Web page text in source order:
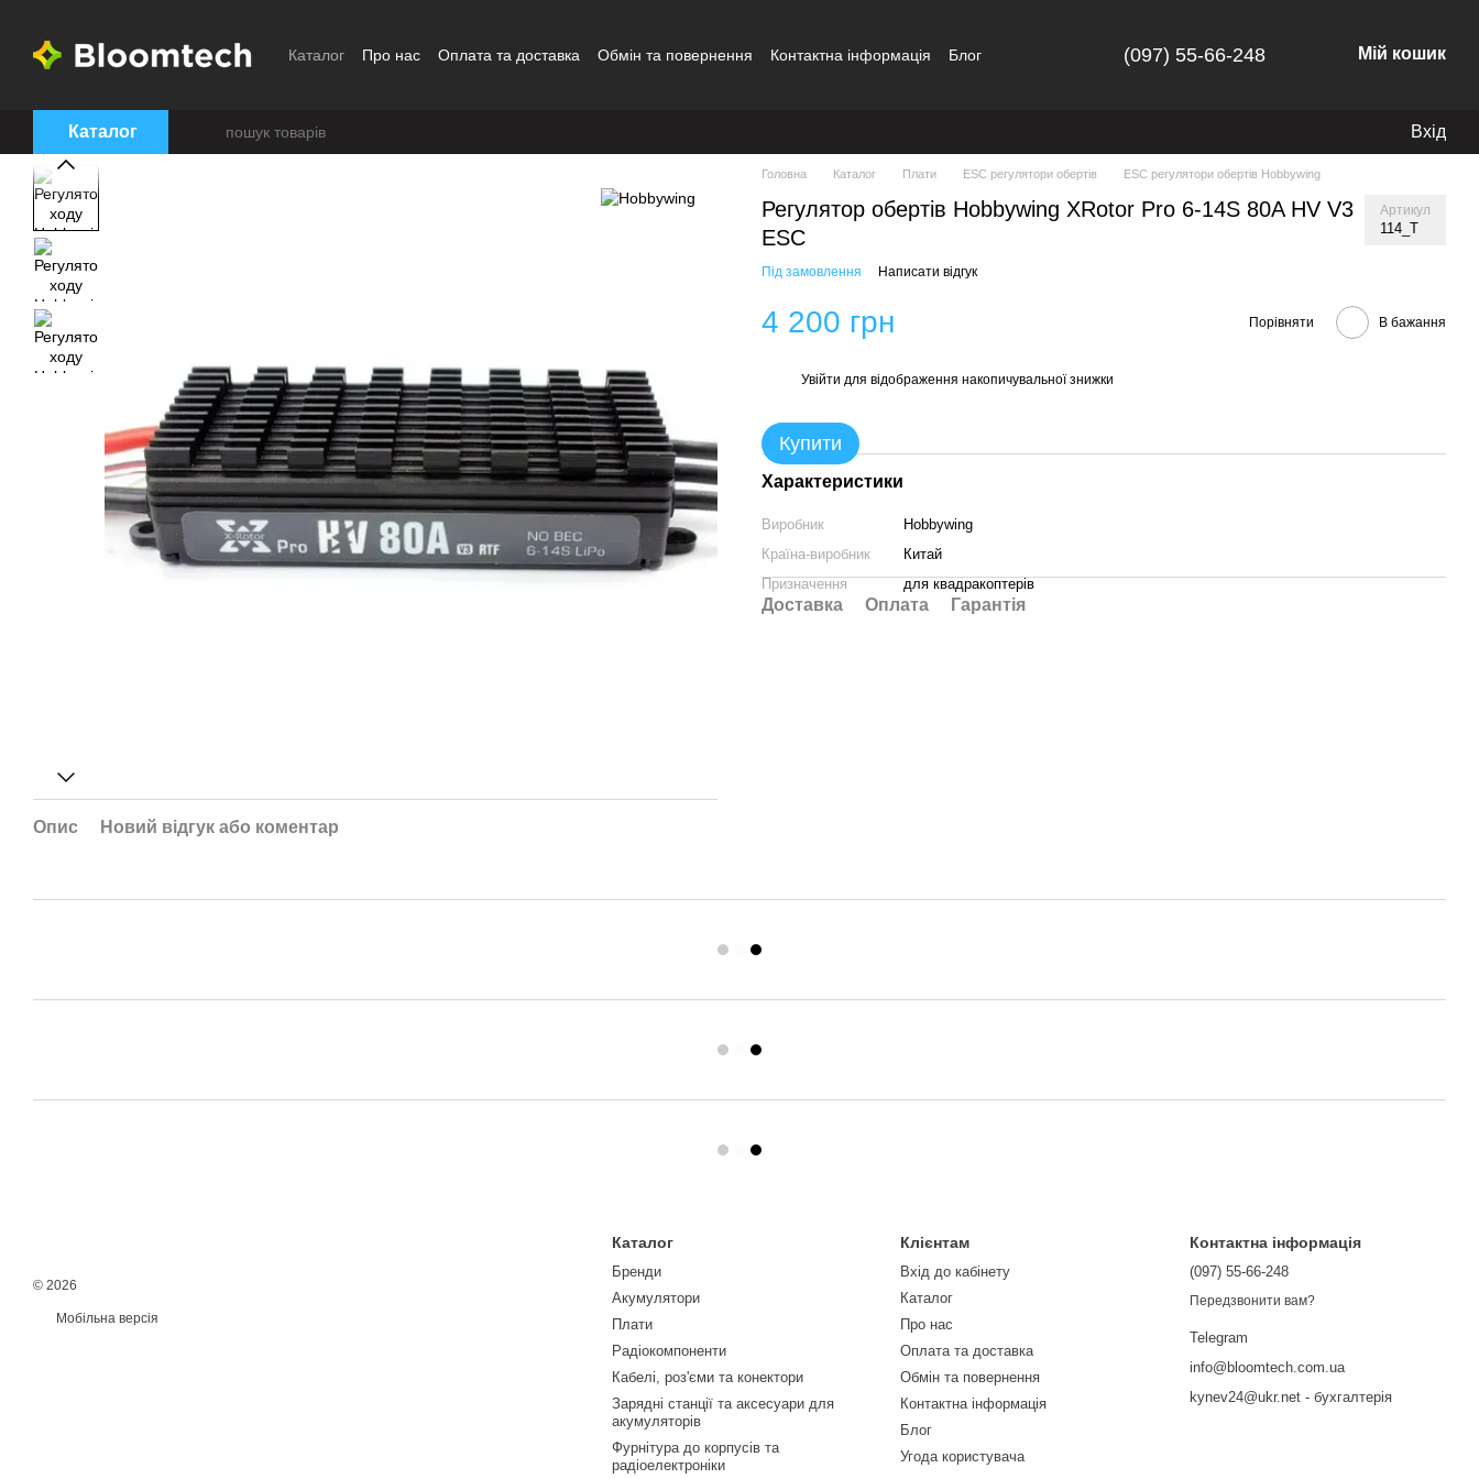
Каталог Про нас Оплата та доставка Обмін та повернення Контактна інформація
Блог
(097) 55-66-248 Мій кошик
Каталог Вхід
Опис Новий відгук або коментар
Головна Каталог Плати ESC регулятори обертів ESC регулятори обертів Hobbywing
Регулятор обертів Hobbywing XRotor Pro 6-14S 80A HV V3
ESC
Артикул
114_T
Під замовлення Написати відгук
4 200 грн Порівняти В бажання
Увійти для відображення накопичувальної знижки
Купити
Характеристики
Виробник
Hobbywing
Країна-виробник
Китай
Призначення
для квадракоптерів
Доставка Оплата Гарантія
© 2026
Мобільна версія
Каталог
Бренди
Акумулятори
Плати
Радіокомпоненти
Кабелі, роз'єми та конектори
Зарядні станції та аксесуари для
акумуляторів
Фурнітура до корпусів та
радіоелектроніки
Клієнтам
Вхід до кабінету
Каталог
Про нас
Оплата та доставка
Обмін та повернення
Контактна інформація
Блог
Угода користувача
Контактна інформація
(097) 55-66-248
Передзвонити вам?
Telegram
info@bloomtech.com.ua
kynev24@ukr.net - бухгалтерія